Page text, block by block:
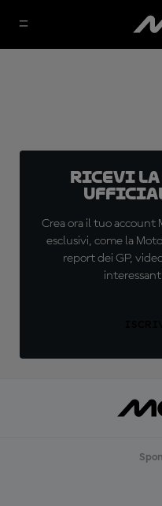
Ricevi
Crea ora il tuo account
esclusivi, come la
report dei GP,